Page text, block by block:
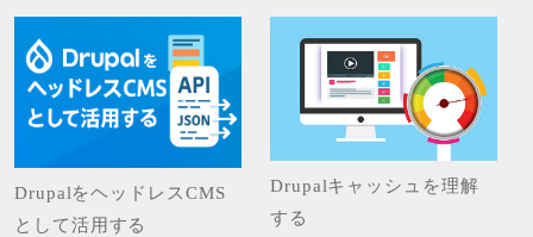
DrupalをヘッドレスCMS
として活用する
Drupalキャッシュを理解
する